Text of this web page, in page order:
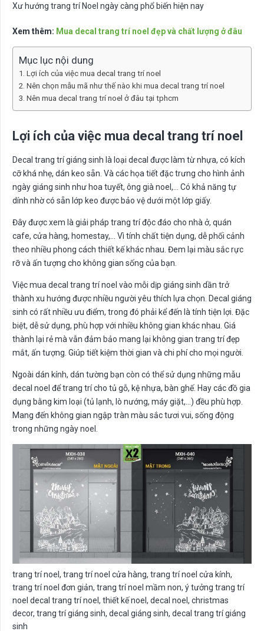
Xư hướng trang trí Noel ngày càng phổ biến hiện nay
Xem thêm: Mua decal trang trí noel đẹp và chất lượng ở đâu
Mục lục nội dung
Lợi ích của việc mua decal trang trí noel
Nên chọn mẫu mã như thế nào khi mua decal trang trí noel
Nên mua decal trang trí noel ở đâu tại tphcm
Lợi ích của việc mua decal trang trí noel
Decal trang trí giáng sinh là loại decal được làm từ nhựa, có kích
cỡ khá nhẹ, dán keo sẵn. Và các họa tiết đặc trưng cho hình ảnh
ngày giáng sinh như hoa tuyết, ông già noel,… Có khả năng tự
dính nhờ có sẵn lớp keo được bảo vệ dưới một lớp giấy.
Đây được xem là giải pháp trang trí độc đáo cho nhà ở, quán
cafe, cửa hàng, homestay,… Vì tính chất tiện dụng, dễ phối cảnh
theo nhiều phong cách thiết kế khác nhau. Đem lại màu sắc rực
rỡ và ấn tượng cho không gian sống của bạn.
Việc mua decal trang trí noel vào mỗi dịp giáng sinh dần trở
thành xu hướng được nhiều người yêu thích lựa chọn. Decal giáng
sinh có rất nhiều ưu điểm, trong đó phải kể đến là tính tiện lợi. Đặc
biệt, dễ sử dụng, phù hợp với nhiều không gian khác nhau. Giá
thành lại rẻ mà vẫn đảm bảo mang lại không gian trang trí đẹp
mắt, ấn tượng. Giúp tiết kiệm thời gian và chi phí cho mọi người.
Ngoài dán kính, dán tường bạn còn có thể sử dụng những mẫu
decal noel để trang trí cho tủ gỗ, kệ nhựa, bàn ghế. Hay các đồ gia
dụng bằng kim loại (tủ lạnh, lò nướng, máy giặt,…) đều phù hợp.
Mang đến không gian ngập tràn màu sắc tươi vui, sống động
trong những ngày noel.
trang trí noel, trang trí noel cửa hàng, trang trí noel cửa kính,
trang trí noel đơn giản, trang trí noel mầm non, ý tưởng trang trí
noel decal trang trí noel, thiết kế noel, decal noel, christmas
decor, trang trí giáng sinh, decal giáng sinh, decal trang trí giáng
sinh